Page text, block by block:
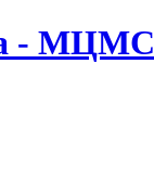
- МЦМС